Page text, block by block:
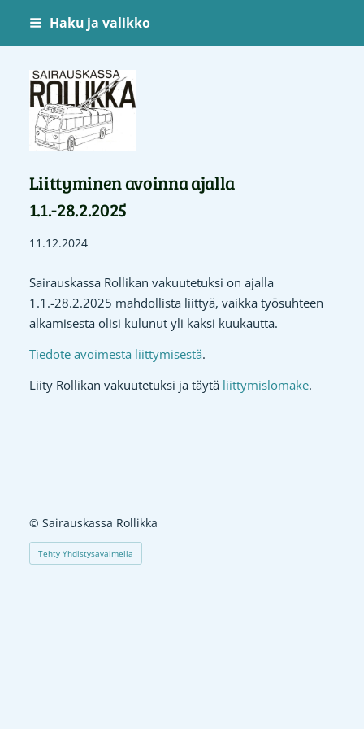
Siirry
Haku ja valikko
Sairauskassa Rollikka
Liittyminen avoinna ajalla
1.1.-28.2.2025
11.12.2024
Sairauskassa Rollikan vakuutetuksi on ajalla
1.1.-28.2.2025 mahdollista liittyä, vaikka työsuhteen
alkamisesta olisi kulunut yli kaksi kuukautta.
Tiedote avoimesta liittymisestä.
Liity Rollikan vakuutetuksi ja täytä liittymislomake.
© Sairauskassa Rollikka
Tehty Yhdistysavaimella